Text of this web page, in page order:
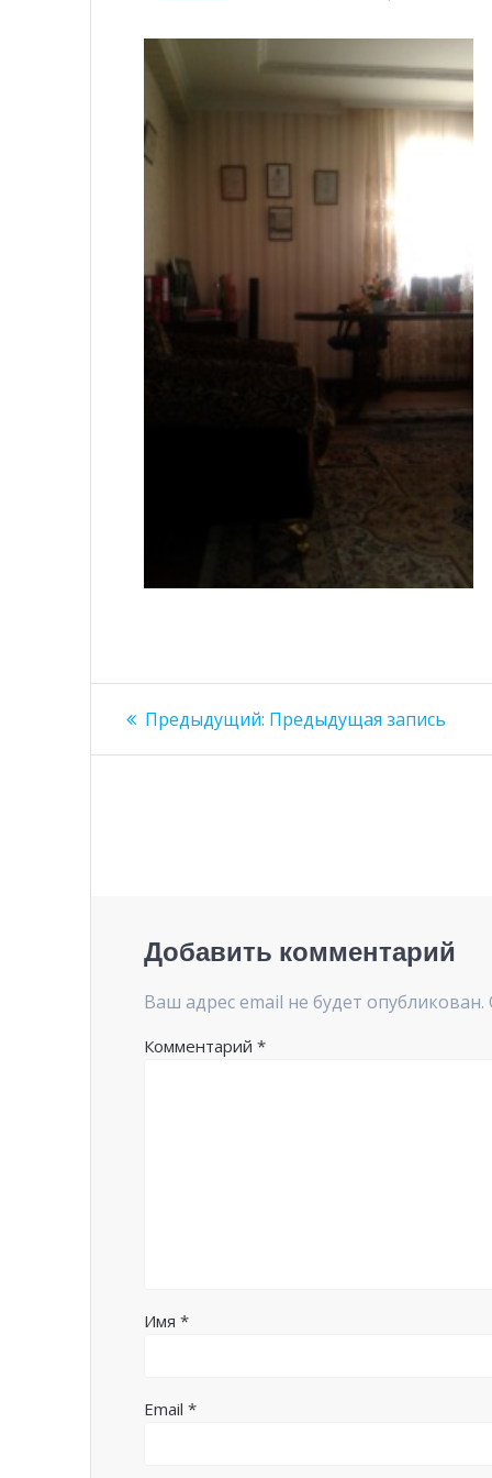
Навигация
по
Предыдущий: Предыдущая
Предыдущая запись
Добавить комментарий
Ваш адрес email не будет опубликован.
Комментарий*
Имя*
Email*